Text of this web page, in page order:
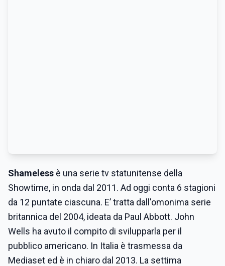
Shameless è una serie tv statunitense della
Showtime, in onda dal 2011. Ad oggi conta 6 stagioni
da 12 puntate ciascuna. E’ tratta dall'omonima serie
britannica del 2004, ideata da Paul Abbott. John
Wells ha avuto il compito di svilupparla per il
pubblico americano. In Italia è trasmessa da
Mediaset ed è in chiaro dal 2013. La settima